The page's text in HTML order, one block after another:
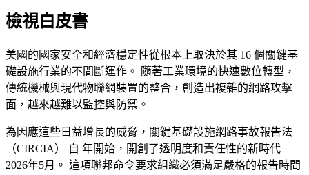
檢視白皮書
美國的國家安全和經濟穩定性從根本上取決於其 16 個關鍵基
礎設施行業的不間斷運作。 隨著工業環境的快速數位轉型，
傳統機械與現代物聯網裝置的整合，創造出複雜的網路攻擊
面，越來越難以監控與防禦。
為因應這些日益增長的威脅，關鍵基礎設施網路事故報告法
（CIRCIA） 自 年開始，開創了透明度和責任性的新時代
2026年5月。 這項聯邦命令要求組織必須滿足嚴格的報告時間